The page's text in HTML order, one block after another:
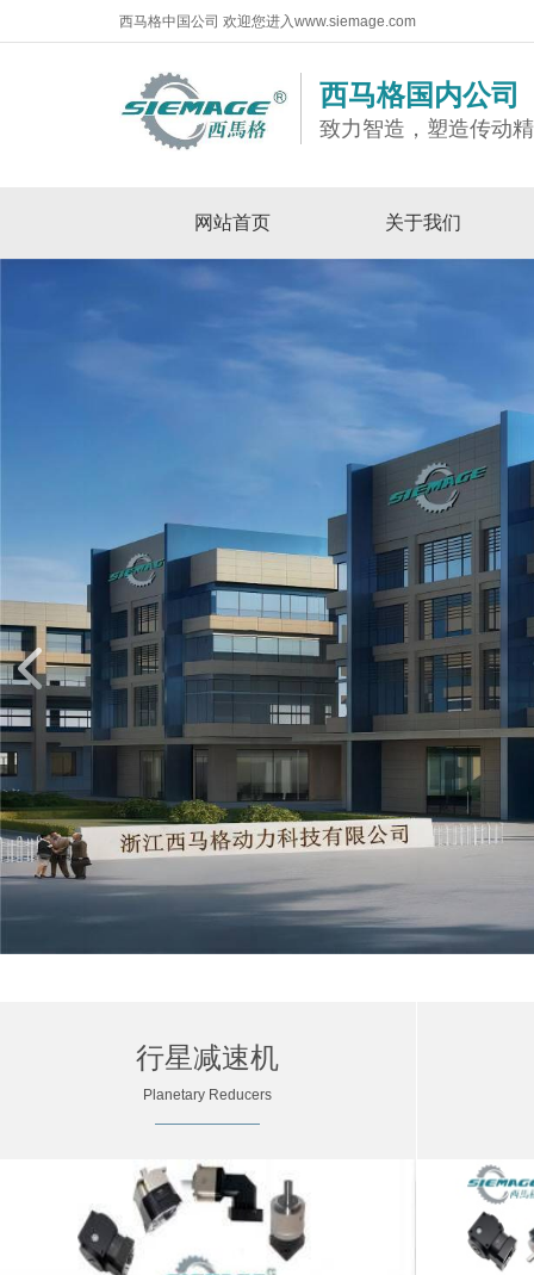
西马格中国公司 欢迎您进入www.siemage.com
西马格国内公司
致力智造，塑造传动
网站首页 关于我们
行星减速机
Planetary Reducers